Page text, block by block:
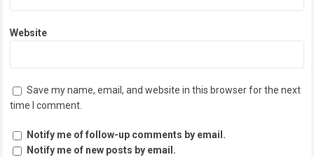
Website
Save my name, email, and website in this browser for the next
time I comment.
Notify me of follow-up comments by email.
Notify me of new posts by email.